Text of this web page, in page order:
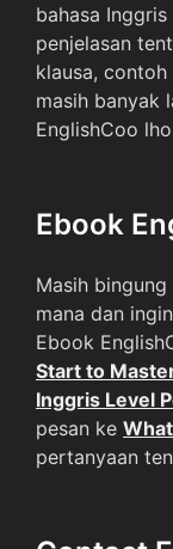
bahasa
penjelasan
klausa,
masih banyak
EnglishCoo
Ebook
Masih
mana dan
Ebook
Start to
Inggris Level
pesan ke
pertanyaan